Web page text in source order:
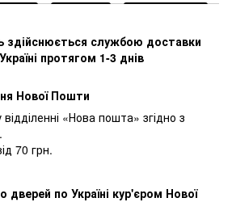
здійснюється службою доставки
протягом 1-3 днів
Нової Пошти
«Нова пошта» згідно з
70 грн.
по Україні кур'єром Нової